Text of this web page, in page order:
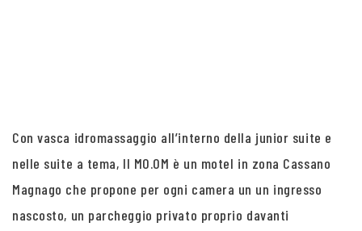
Con vasca idromassaggio all’interno della junior suite e
nelle suite a tema, Il MO.OM è un motel in zona Cassano
Magnago che propone per ogni camera un un ingresso
nascosto, un parcheggio privato proprio davanti